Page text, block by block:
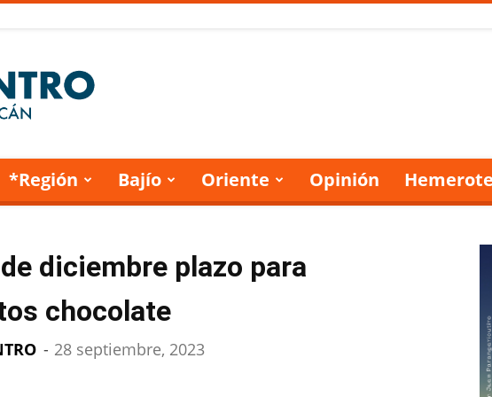
*Región Bajío Oriente Opinión
diciembre plazo para
chocolate
- 28 septiembre, 2023